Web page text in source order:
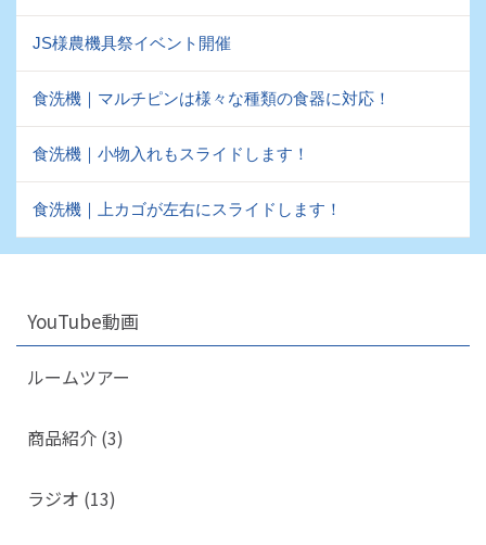
JS様農機具祭イベント開催
食洗機｜マルチピンは様々な種類の食器に対応！
食洗機｜小物入れもスライドします！
食洗機｜上カゴが左右にスライドします！
YouTube動画
ルームツアー
商品紹介 (3)
ラジオ (13)